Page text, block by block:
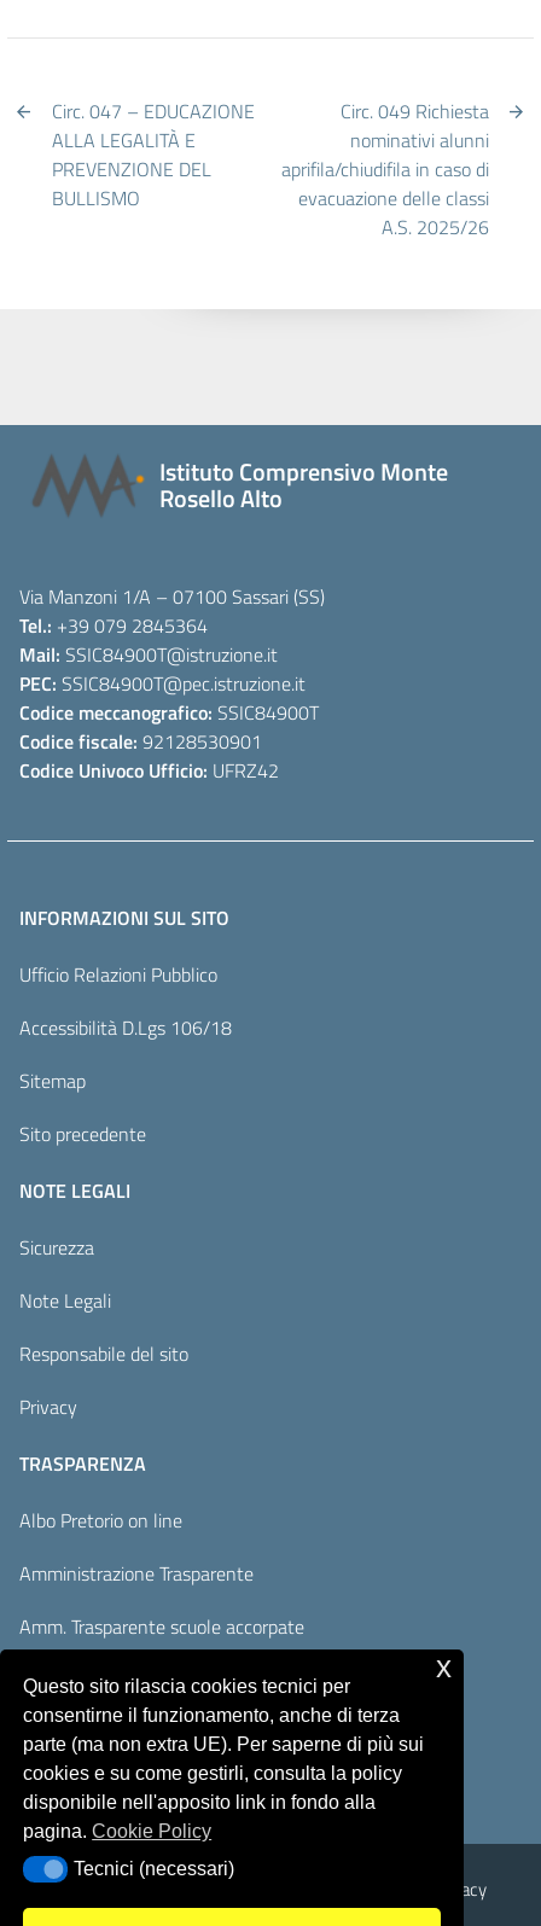
Circ. 047 – EDUCAZIONE
ALLA LEGALITÀ E
PREVENZIONE DEL
BULLISMO
Circ. 049 Richiesta
nominativi alunni
aprifila/chiudifila in caso di
evacuazione delle classi
A.S. 2025/26
Istituto Comprensivo Monte
Rosello Alto
Via Manzoni 1/A – 07100 Sassari (SS)
Tel.: +39 079 2845364
Mail: SSIC84900T@istruzione.it
PEC: SSIC84900T@pec.istruzione.it
Codice meccanografico: SSIC84900T
Codice fiscale: 92128530901
Codice Univoco Ufficio: UFRZ42
INFORMAZIONI SUL SITO
Ufficio Relazioni Pubblico
Accessibilità D.Lgs 106/18
Sitemap
Sito precedente
NOTE LEGALI
Sicurezza
Note Legali
Responsabile del sito
Privacy
TRASPARENZA
Albo Pretorio on line
Amministrazione Trasparente
Amm. Trasparente scuole accorpate
Adempimenti AVCP / ANAC
Accesso Civico
Sicurezza Note Legali Privacy
Questo sito rilascia cookies tecnici per
consentirne il funzionamento, anche di terza
parte (ma non extra UE). Per saperne di più sui
cookies e su come gestirli, consulta la policy
disponibile nell'apposito link in fondo alla
pagina.Cookie Policy
Tecnici (necessari)
Tecnici (necessari)
x